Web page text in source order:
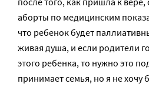
аборты по медицинским
что ребенок будет
живая душа, и если родители
этого ребенка, то нужно это
принимает семья, но я не хочу